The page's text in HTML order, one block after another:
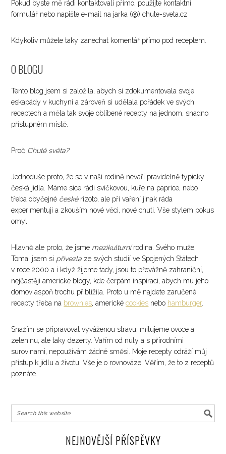
Pokud byste mě rádi kontaktovali přímo, použijte kontaktní
formulář nebo napište e-mail na jarka (@) chute-sveta.cz
Kdykoliv můžete taky zanechat komentář přímo pod receptem.
O BLOGU
Tento blog jsem si založila, abych si zdokumentovala svoje
eskapády v kuchyni a zároveň si udělala pořádek ve svých
receptech a měla tak svoje oblíbené recepty na jednom, snadno
přístupném místě.
Proč Chutě světa?
Jednoduše proto, že se v naší rodině nevaří pravidelně typicky
česká jídla. Máme sice rádi svíčkovou, kuře na paprice, nebo
třeba obyčejné českérizoto, ale při vaření jinak ráda
experimentuji a zkouším nové věci, nové chuti. Vše stylem pokus
omyl.
Hlavně ale proto, že jsme mezikulturnírodina. Svého muže,
Toma, jsem si přivezla ze svých studií ve Spojených Státech
v roce 2000 a i když žijeme tady, jsou to převážně zahraniční,
nejčastěji americké blogy, kde čerpám inspiraci, abych mu jeho
domov aspoň trochu přiblížila. Proto u mě najdete zaručené
recepty třeba na brownies, americkécookies nebo hamburger.
Snažím se připravovat vyváženou stravu, milujeme ovoce a
zeleninu, ale taky dezerty. Vařím od nuly a s přírodními
surovinami, nepoužívám žádné směsi. Moje recepty odráží můj
přístup k jídlu a životu. Vše je o rovnováze. Věřím, že to z receptů
poznáte.
NEJNOVĚJŠÍ PŘÍSPĚVKY